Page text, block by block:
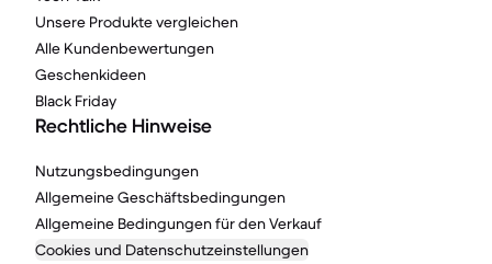
Unsere Produkte vergleichen
Alle Kundenbewertungen
Geschenkideen
Black Friday
Rechtliche Hinweise
Nutzungsbedingungen
Allgemeine Geschäftsbedingungen
Allgemeine Bedingungen für den Verkauf
Cookies und Datenschutzeinstellungen